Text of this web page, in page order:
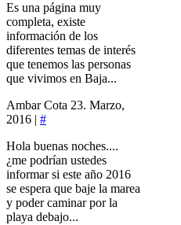
Es una página muy
completa, existe
información de los
diferentes temas de interés
que tenemos las personas
que vivimos en Baja...
Ambar Cota 23. Marzo,
2016 | #
Hola buenas noches....
¿me podrían ustedes
informar si este año 2016
se espera que baje la marea
y poder caminar por la
playa debajo...